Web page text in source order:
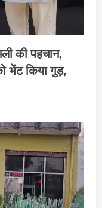
की पहचान,
भेंट किया गुड़,